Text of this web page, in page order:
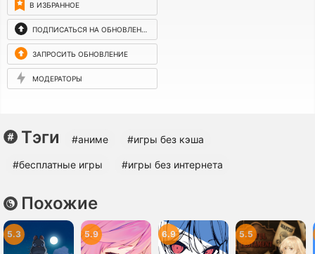
В ИЗБРАННОЕ
ПОДПИСАТЬСЯ НА ОБНОВЛЕНИЯ
ЗАПРОСИТЬ ОБНОВЛЕНИЕ
МОДЕРАТОРЫ
Тэги #аниме #игры без кэша
#бесплатные игры #игры без интернета
Похожие
5.3 5.9 6.9 5.5